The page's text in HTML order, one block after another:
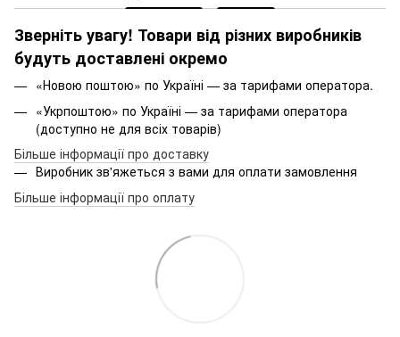
Зверніть увагу! Товари від різних виробників
будуть доставлені окремо
«Новою поштою» по Україні — за тарифами оператора.
«Укрпоштою» по Україні — за тарифами оператора
(доступно не для всіх товарів)
Більше інформації про доставку
Виробник зв'яжеться з вами для оплати замовлення
Більше інформації про оплату